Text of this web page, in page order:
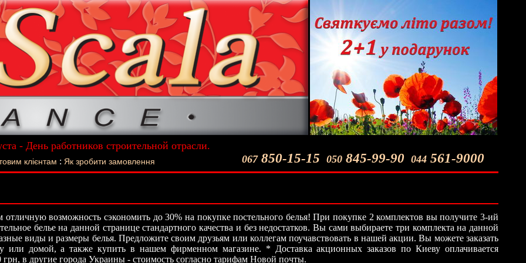
- День работников строительной отрасли.
подарок - Постельное белье La Scala!
067850-15-15 050 845-99-90 044 561-9000
клієнтам : Як зробити замовлення
возможность сэкономить до 30% на покупке постельного белья! При покупке 2 комплектов вы получите 3-ий
белье на данной странице стандартного качества и без недостатков. Вы сами выбираете три комплекта на данной
виды и размеры белья. Предложите своим друзьям или коллегам поучавствовать в нашей акции. Вы можете заказать
или домой, а также купить в нашем фирменном магазине. * Доставка акционных заказов по Киеву оплачивается
грн, в другие города Украины - стоимость согласно тарифам Новой почты.